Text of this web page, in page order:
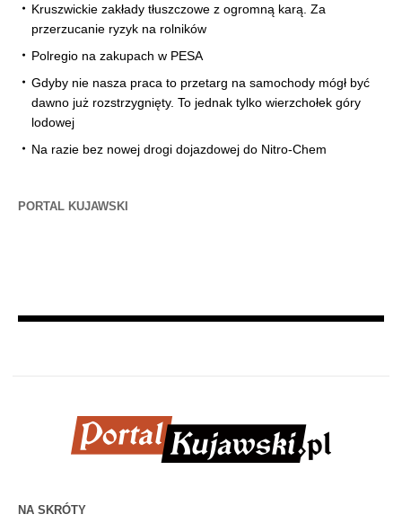
Kruszwickie zakłady tłuszczowe z ogromną karą. Za
przerzucanie ryzyk na rolników
Polregio na zakupach w PESA
Gdyby nie nasza praca to przetarg na samochody mógł być
dawno już rozstrzygnięty. To jednak tylko wierzchołek góry
lodowej
Na razie bez nowej drogi dojazdowej do Nitro-Chem
PORTAL KUJAWSKI
NA SKRÓTY